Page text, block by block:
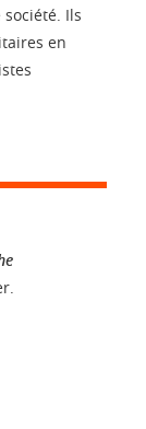
Ils
en